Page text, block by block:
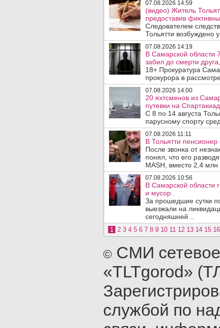
07.08.2026 14:59
(видео) Житель
предоставив
Следователем
Тольятти возбуждено
07.08.2026 14:19
В Самарской области
забил до смерти
18+ Прокуратура
прокурора в
07.08.2026 14:00
20 яхтсменов из
путевки на
С 8 по 14 августа
парусному спорту
07.08.2026 11:11
В Тольятти
После звонка от
понял, что его
MASH, вместо 2,4 млн
07.08.2026 10:56
В Самарской области
и мусор .
За прошедшие сутки
выезжали на
сегодняшней ..
1 2 3 4 5 6 7 8 9 10 11 12 13 14 15 16
© СМИ
«TLTgorod»
службой по